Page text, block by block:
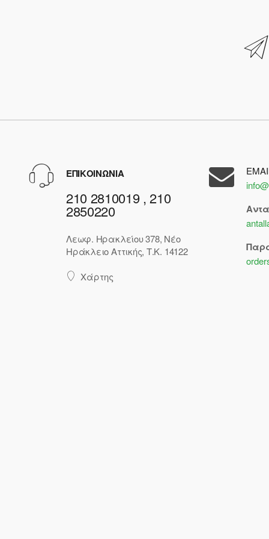
Chromatic Games
Cigames
CITIZEN EUROPE LTD
City Interactive
Codemasters
ΕΠΙΚΟΙΝΩΝΙΑ
210 2810019 , 210
2850220
Λεωφ. Ηρακλείου 378, Νέο
Ηράκλειο Αττικής, Τ.Κ. 14122
Χάρτης